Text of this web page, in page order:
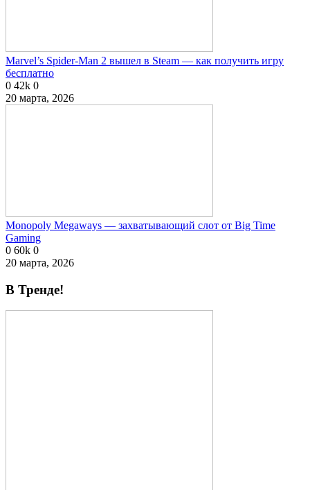
Marvel’s Spider-Man 2 вышел в Steam — как получить игру
бесплатно
0 42k 0
20 марта, 2026
Monopoly Megaways — захватывающий слот от Big Time
Gaming
0 60k 0
20 марта, 2026
В Тренде!